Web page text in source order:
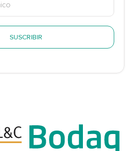
SUSCRIBIR